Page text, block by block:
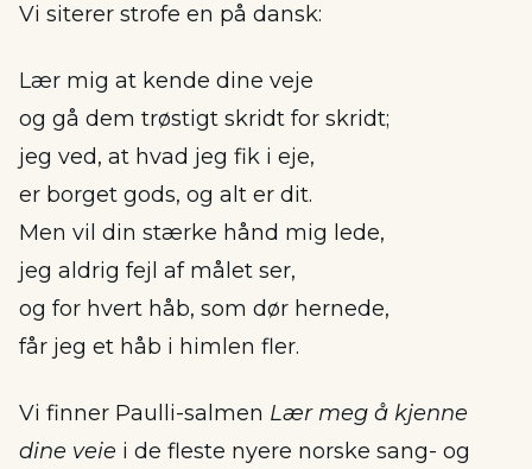
Vi siterer strofe en på dansk:
Lær mig at kende dine veje
og gå dem trøstigt skridt for skridt;
jeg ved, at hvad jeg fik i eje,
er borget gods, og alt er dit.
Men vil din stærke hånd mig lede,
jeg aldrig fejl af målet ser,
og for hvert håb, som dør hernede,
får jeg et håb i himlen fler.
Vi finner Paulli-salmen Lær meg å kjenne
dine veie i de fleste nyere norske sang- og